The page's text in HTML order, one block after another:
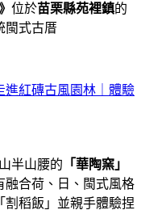
位於苗栗縣苑裡鎮的
閩式古厝
進紅磚古風園林｜體驗
半山腰的 「華陶窯」
融合荷、日、閩式風格
割稻飯」並親手體驗捏